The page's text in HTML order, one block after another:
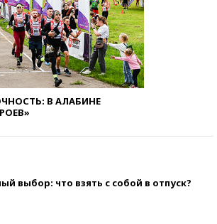
В АЛАБИНЕ
выбор: что взять с собой в отпуск?